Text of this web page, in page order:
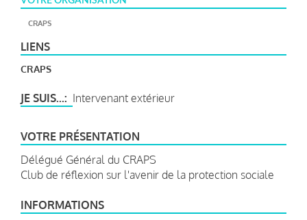
CRAPS
LIENS
CRAPS
JE SUIS... Intervenant extérieur
VOTRE PRÉSENTATION
Délégué Général du CRAPS
Club de réflexion sur l'avenir de la protection sociale
INFORMATIONS